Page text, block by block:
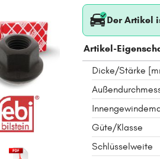
Der Artikel
Artikel-
Dicke/Stärke
Güte/Klasse
Schlüsselweite